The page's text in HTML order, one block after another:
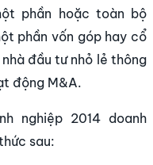
phần hoặc toàn bộ
phần vốn góp hay cổ
đầu tư nhỏ lẻ thông
động M&A.
nghiệp 2014 doanh
sau: